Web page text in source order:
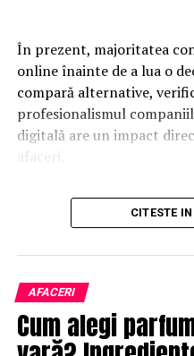
În prezent, majoritatea
online înainte de a lua o
compară alternative,
profesionalismul
digitală are un impact
Un website modern
adaptat tuturor
experiență pozitivă
la îmbunătățirea ratelor de
Designul profesional
CITESTE
AFACERI
Cum alegi